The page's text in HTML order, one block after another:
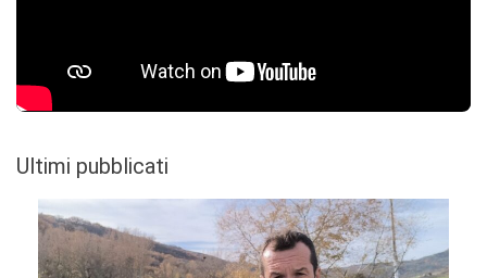
Ultimi pubblicati